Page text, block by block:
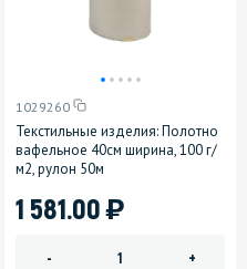
1029260
Текстильные изделия: Полотно
вафельное 40см ширина, 100 г/
м2, рулон 50м
1 581.00)
- +